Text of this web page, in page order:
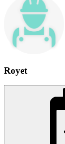
Royet